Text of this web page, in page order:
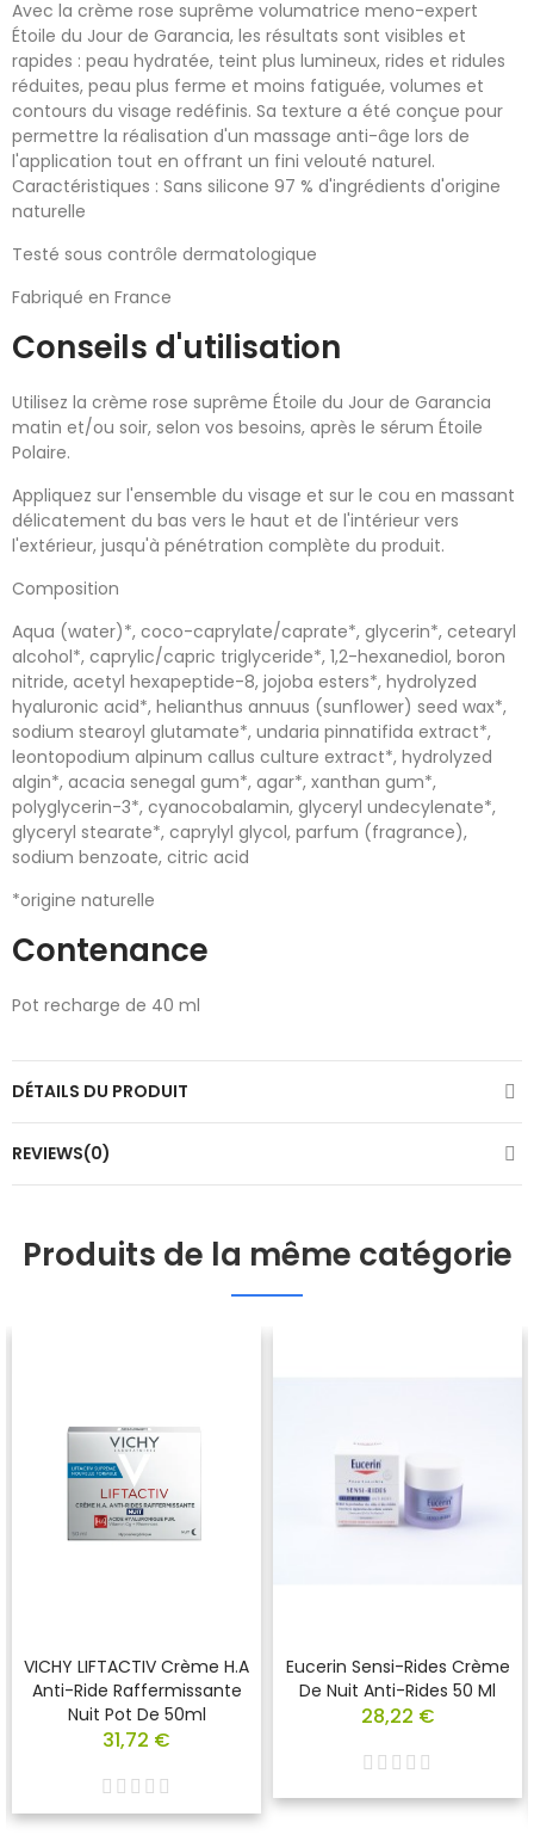
Avec la crème rose suprême volumatrice meno-expert
Étoile du Jour de Garancia, les résultats sont visibles et
rapides : peau hydratée, teint plus lumineux, rides et ridules
réduites, peau plus ferme et moins fatiguée, volumes et
contours du visage redéfinis. Sa texture a été conçue pour
permettre la réalisation d'un massage anti-âge lors de
l'application tout en offrant un fini velouté naturel.
Caractéristiques : Sans silicone 97 % d'ingrédients d'origine
naturelle
Testé sous contrôle dermatologique
Fabriqué en France
Conseils d'utilisation
Utilisez la crème rose suprême Étoile du Jour de Garancia
matin et/ou soir, selon vos besoins, après le sérum Étoile
Polaire.
Appliquez sur l'ensemble du visage et sur le cou en massant
délicatement du bas vers le haut et de l'intérieur vers
l'extérieur, jusqu'à pénétration complète du produit.
Composition
Aqua (water)*, coco-caprylate/caprate*, glycerin*, cetearyl
alcohol*, caprylic/capric triglyceride*, 1,2-hexanediol, boron
nitride, acetyl hexapeptide-8, jojoba esters*, hydrolyzed
hyaluronic acid*, helianthus annuus (sunflower) seed wax*,
sodium stearoyl glutamate*, undaria pinnatifida extract*,
leontopodium alpinum callus culture extract*, hydrolyzed
algin*, acacia senegal gum*, agar*, xanthan gum*,
polyglycerin-3*, cyanocobalamin, glyceryl undecylenate*,
glyceryl stearate*, caprylyl glycol, parfum (fragrance),
sodium benzoate, citric acid
*origine naturelle
Contenance
Pot recharge de 40 ml
DÉTAILS DU PRODUIT
REVIEWS(0)
Produits de la même catégorie
VICHY LIFTACTIV Crème H.A
Anti-Ride Raffermissante
Nuit Pot De 50ml
31,72 €
Eucerin Sensi-Rides Crème
De Nuit Anti-Rides 50 Ml
28,22 €